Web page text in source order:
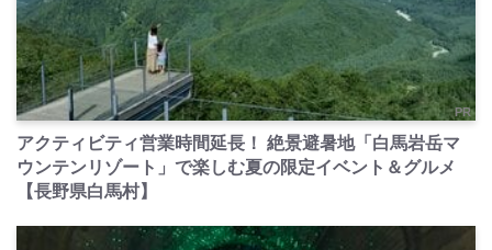
PR
アクティビティ営業時間延長！ 絶景避暑地「白馬岩岳マ
ウンテンリゾート」で楽しむ夏の限定イベント＆グルメ
【長野県白馬村】